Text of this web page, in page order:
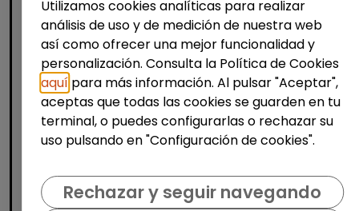
Producción, Industria y Calidad
Operario/a de manipulados
(aranjuez, madrid)
INTEGRANDES.ORG | España(Madrid)
Utilizamos cookies analíticas para realizar
análisis de uso y de medición de nuestra web
así como ofrecer una mejor funcionalidad y
personalización. Consulta la Política de Cookies
aquí para más información. Al pulsar "Aceptar",
aceptas que todas las cookies se guarden en tu
terminal, o puedes configurarlas o rechazar su
uso pulsando en "Configuración de cookies".
Rechazar y seguir navegando